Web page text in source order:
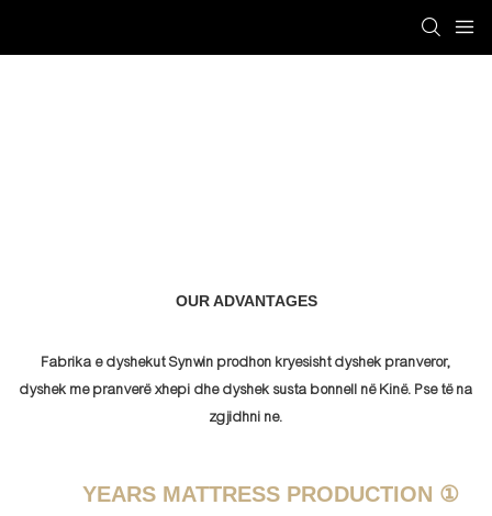
OUR ADVANTAGES​​​​​​​
Fabrika e dyshekut Synwin prodhon kryesisht dyshek pranveror,
dyshek me pranverë xhepi dhedyshek susta bonnell në Kinë. Pse të na
zgjidhni ne.
YEARS MATTRESS PRODUCTION ①